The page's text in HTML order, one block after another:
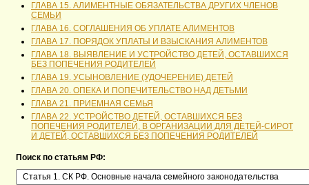
ГЛАВА 15. АЛИМЕНТНЫЕ ОБЯЗАТЕЛЬСТВА ДРУГИХ ЧЛЕНОВ
СЕМЬИ
ГЛАВА 16. СОГЛАШЕНИЯ ОБ УПЛАТЕ АЛИМЕНТОВ
ГЛАВА 17. ПОРЯДОК УПЛАТЫ И ВЗЫСКАНИЯ АЛИМЕНТОВ
ГЛАВА 18. ВЫЯВЛЕНИЕ И УСТРОЙСТВО ДЕТЕЙ, ОСТАВШИХСЯ
БЕЗ ПОПЕЧЕНИЯ РОДИТЕЛЕЙ
ГЛАВА 19. УСЫНОВЛЕНИЕ (УДОЧЕРЕНИЕ) ДЕТЕЙ
ГЛАВА 20. ОПЕКА И ПОПЕЧИТЕЛЬСТВО НАД ДЕТЬМИ
ГЛАВА 21. ПРИЕМНАЯ СЕМЬЯ
ГЛАВА 22. УСТРОЙСТВО ДЕТЕЙ, ОСТАВШИХСЯ БЕЗ
ПОПЕЧЕНИЯ РОДИТЕЛЕЙ, В ОРГАНИЗАЦИИ ДЛЯ ДЕТЕЙ-СИРОТ
И ДЕТЕЙ, ОСТАВШИХСЯ БЕЗ ПОПЕЧЕНИЯ РОДИТЕЛЕЙ
Поиск по статьям РФ: